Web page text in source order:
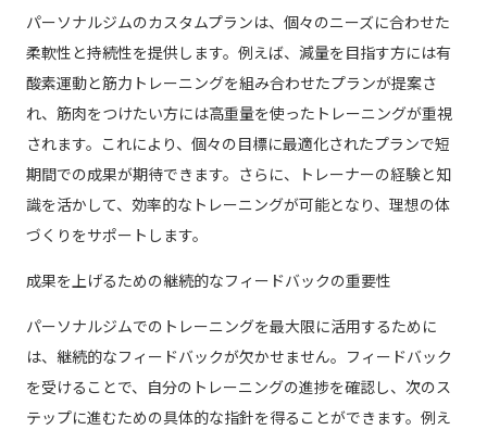
パーソナルジムのカスタムプランは、個々のニーズに合わせた
柔軟性と持続性を提供します。例えば、減量を目指す方には有
酸素運動と筋力トレーニングを組み合わせたプランが提案さ
れ、筋肉をつけたい方には高重量を使ったトレーニングが重視
されます。これにより、個々の目標に最適化されたプランで短
期間での成果が期待できます。さらに、トレーナーの経験と知
識を活かして、効率的なトレーニングが可能となり、理想の体
づくりをサポートします。
成果を上げるための継続的なフィードバックの重要性
パーソナルジムでのトレーニングを最大限に活用するために
は、継続的なフィードバックが欠かせません。フィードバック
を受けることで、自分のトレーニングの進捗を確認し、次のス
テップに進むための具体的な指針を得ることができます。例え